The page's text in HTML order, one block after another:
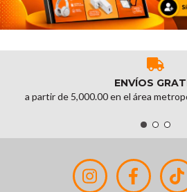
ENVÍOS
a partir de 5,000.00 en el área